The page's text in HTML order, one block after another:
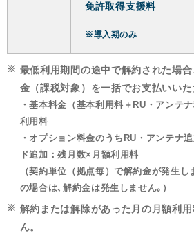
免許取得支援料
※導入期のみ
※ 最低利用期間の途中で解約された場
金（課税対象）を一括でお支払いいた
・基本料金（基本利用料＋RU・アンテ
利用料
・オプション料金のうちRU・アンテナ
ド追加 ：残月数×月額利用料
（契約単位（拠点毎）で解約金が発生
の場合は､解約金は発生しません｡）
※ 解約または解除があった月の月額利
ん。